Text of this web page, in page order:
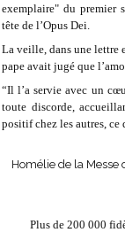
exemplaire" du premier
tête de l’Opus Dei.
La veille, dans une lettre
pape avait jugé que
“Il l’a servie avec un
toute discorde,
positif chez les autres,
Homélie de la
Plus de 200 000